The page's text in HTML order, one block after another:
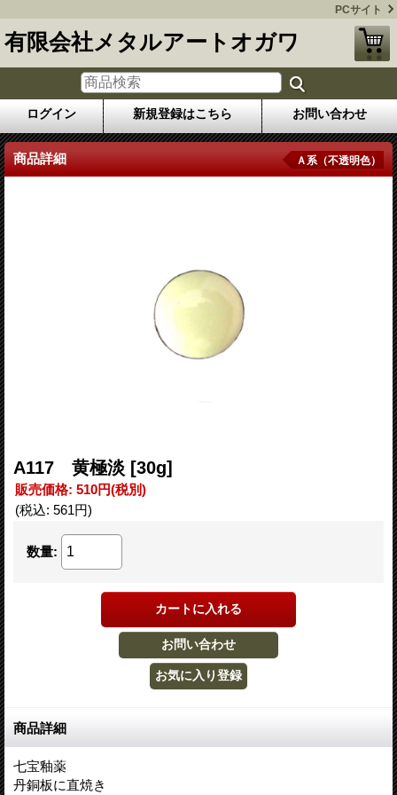
PCサイト
有限会社メタルアートオガワ
ログイン 新規登録はこちら お問い合わせ
商品詳細 Ａ系（不透明色）
A117 黄極淡 [30g]
販売価格: 510円(税別)
(税込: 561円)
数量:
商品詳細
七宝釉薬
丹銅板に直焼き